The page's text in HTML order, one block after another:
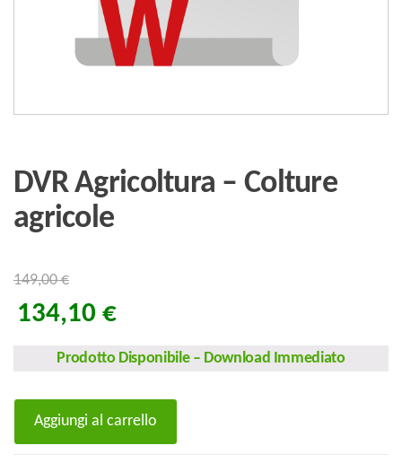
DVR Agricoltura – Colture
agricole
149,00€
134,10 €
Prodotto Disponibile – Download Immediato
Aggiungi al carrello